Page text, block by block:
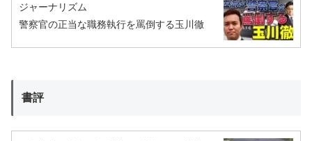
ジャーナリズム
警察官の正当な職務執行を罵倒する玉川徹
書評